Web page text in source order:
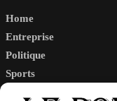
Home
Entreprise
Politique
Sports